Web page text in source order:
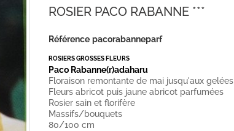
ROSIER PACO RABANNE ***
Référence pacorabanneparf
ROSIERS GROSSES FLEURS
Paco Rabanne(r)adaharu
Floraison remontante de mai jusqu'aux gelées
Fleurs abricot puis jaune abricot parfumées
Rosier sain et florifère
Massifs/bouquets
80/100 cm